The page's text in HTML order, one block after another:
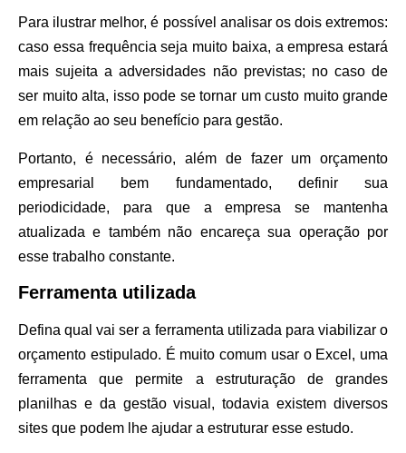
Para ilustrar melhor, é possível analisar os dois extremos:
caso essa frequência seja muito baixa, a empresa estará
mais sujeita a adversidades não previstas; no caso de
ser muito alta, isso pode se tornar um custo muito grande
em relação ao seu benefício para gestão.
Portanto, é necessário, além de fazer um orçamento
empresarial bem fundamentado, definir sua
periodicidade, para que a empresa se mantenha
atualizada e também não encareça sua operação por
esse trabalho constante.
Ferramenta utilizada
Defina qual vai ser a ferramenta utilizada para viabilizar o
orçamento estipulado. É muito comum usar o Excel, uma
ferramenta que permite a estruturação de grandes
planilhas e da gestão visual, todavia existem diversos
sites que podem lhe ajudar a estruturar esse estudo.